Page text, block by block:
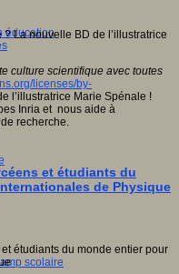
éducation
scolaire
culture scientifique avec toutes
licenses/by-
l’illustratrice Marie Spénale !
Inria et nous aide à
recherche.
et étudiants du
de Physique